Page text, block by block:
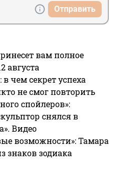
Отправить
вам полное
августа
чем секрет успеха
не смог повторить
спойлеров»:
снялся в
Видео
возможности»: Тамара
знаков зодиака